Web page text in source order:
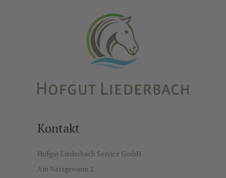
Kontakt
Hofgut Liederbach Service GmbH
Am Nassgewann 2